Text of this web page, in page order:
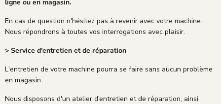
ligne ou en magasin.
En cas de question n'hésitez pas à revenir avec votre machine.
Nous répondrons à toutes vos interrogations avec plaisir.
> Service d'entretien et de réparation
L'entretien de votre machine pourra se faire sans aucun problème
en magasin.
Nous disposons d'un atelier d’entretien et de réparation, ainsi